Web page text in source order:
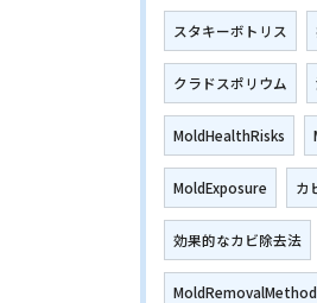
スタキーボトリス
クラドスポリウム
MoldHealthRisks
MoldExposure カ
効果的なカビ除去法